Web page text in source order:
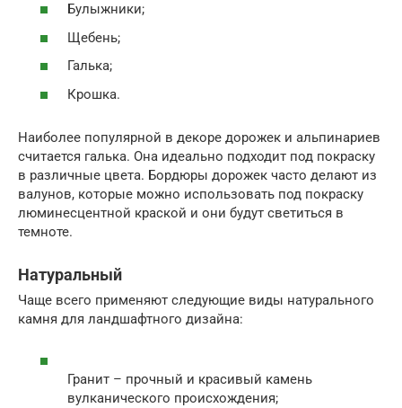
Булыжники;
Щебень;
Галька;
Крошка.
Наиболее популярной в декоре дорожек и альпинариев
считается галька. Она идеально подходит под покраску
в различные цвета. Бордюры дорожек часто делают из
валунов, которые можно использовать под покраску
люминесцентной краской и они будут светиться в
темноте.
Натуральный
Чаще всего применяют следующие виды натурального
камня для ландшафтного дизайна:
Гранит – прочный и красивый камень
вулканического происхождения;